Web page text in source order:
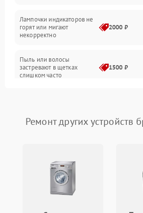
Батарея
Программные сбои
Лампочки индикаторов не
горят или мигают
некорректно
2000 ₽
Пыль или волосы
застревают в щетках
слишком часто
1500 ₽
Ремонт других устройств